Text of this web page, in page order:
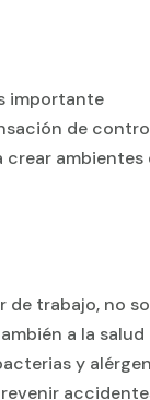
importante
de
ambientes
de trabajo, no
a la salud
y